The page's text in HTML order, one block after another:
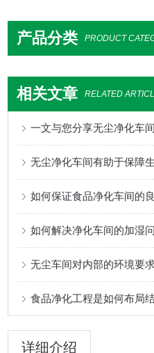
产品分类 PRODUCT
相关文章 RELATED
一文与您分享无尘净化车
无尘净化车间有助于保障
如何保证食品净化车间的
如何解决净化车间的加湿
无尘车间对内部的环境要
食品净化工程是如何布局
详细介绍